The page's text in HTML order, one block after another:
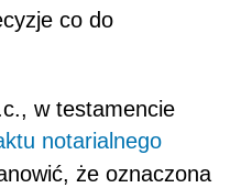
co do
w testamencie
notarialnego
że oznaczona